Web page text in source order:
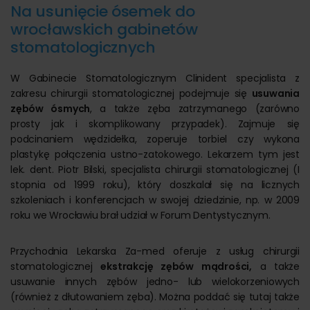
Na usunięcie ósemek do
wrocławskich gabinetów
stomatologicznych
W Gabinecie Stomatologicznym Clinident specjalista z
zakresu chirurgii stomatologicznej podejmuje się usuwania
zębów ósmych, a także zęba zatrzymanego (zarówno
prosty jak i skomplikowany przypadek). Zajmuje się
podcinaniem wędzidełka, zoperuje torbiel czy wykona
plastykę połączenia ustno-zatokowego. Lekarzem tym jest
lek. dent. Piotr Bilski, specjalista chirurgii stomatologicznej (I
stopnia od 1999 roku), który doszkalał się na licznych
szkoleniach i konferencjach w swojej dziedzinie, np. w 2009
roku we Wrocławiu brał udział w Forum Dentystycznym.
Przychodnia Lekarska Za-med oferuje z usług chirurgii
stomatologicznejekstrakcję zębów mądrości, a także
usuwanie innych zębów jedno- lub wielokorzeniowych
(również z dłutowaniem zęba). Można poddać się tutaj także